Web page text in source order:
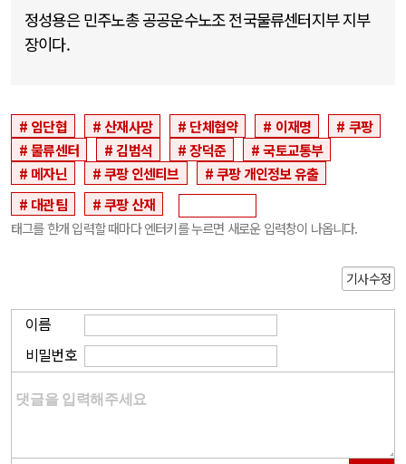
정성용은 민주노총 공공운수노조 전국물류센터지부 지부
장이다.
임단협 산재사망 단체협약 이재명
쿠팡
물류센터
김범석 장덕준
국토교통부
메자닌
쿠팡 인센티브
쿠팡 개인정보 유출
대관팀
쿠팡 산재
태그를 한개 입력할 때마다 엔터키를 누르면 새로운 입력창이 나옵니다.
기사수정
이름
비밀번호